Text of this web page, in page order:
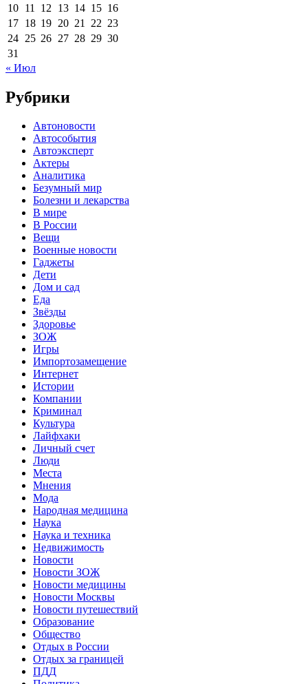
10 11 12 13 14 15 16
17 18 19 20 21 22 23
24 25 26 27 28 29 30
31
« Июл
Рубрики
Автоновости
Автособытия
Автоэксперт
Актеры
Аналитика
Безумный мир
Болезни и лекарства
В мире
В России
Вещи
Военные новости
Гаджеты
Дети
Дом и сад
Еда
Звёзды
Здоровье
ЗОЖ
Игры
Импортозамещение
Интернет
Истории
Компании
Криминал
Культура
Лайфхаки
Личный счет
Люди
Места
Мнения
Мода
Народная медицина
Наука
Наука и техника
Недвижимость
Новости
Новости ЗОЖ
Новости медицины
Новости Москвы
Новости путешествий
Образование
Общество
Отдых в России
Отдых за границей
ПДД